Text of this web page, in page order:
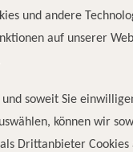
und andere
auf unserer
soweit Sie
können wir
Drittanbieter Cookies